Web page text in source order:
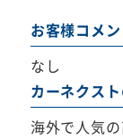
お客様コメン
なし
カーネクス
海外で人気